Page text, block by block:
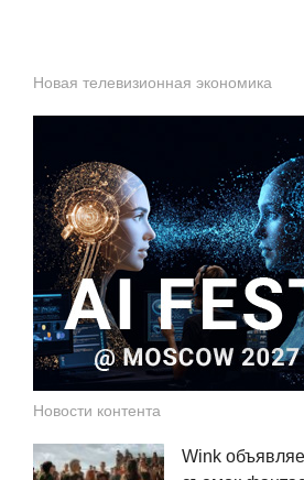
Новая телевизионная экономика
Новости контента
Wink